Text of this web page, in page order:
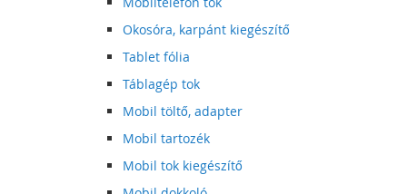
Okosóra, karpánt kiegészítő
Tablet fólia
Táblagép tok
Mobil töltő, adapter
Mobil tartozék
Mobil tok kiegészítő